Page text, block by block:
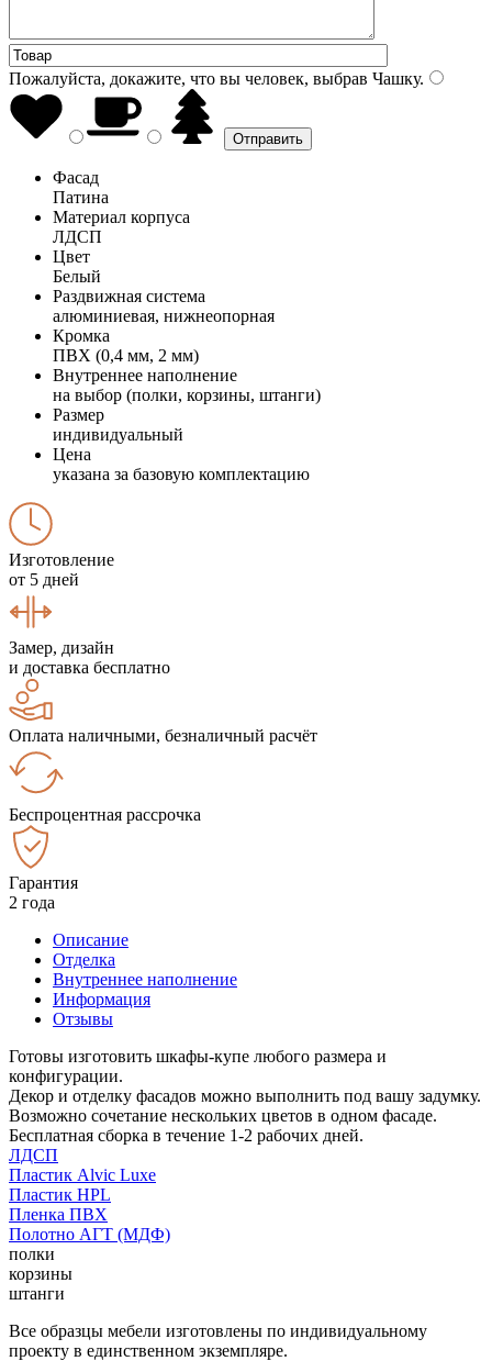
Пожалуйста, докажите, что вы человек, выбрав Чашку.
Фасад
Патина
Материал корпуса
ЛДСП
Цвет
Белый
Раздвижная система
алюминиевая, нижнеопорная
Кромка
ПВХ (0,4 мм, 2 мм)
Внутреннее наполнение
на выбор (полки, корзины, штанги)
Размер
индивидуальный
Цена
указана за базовую комплектацию
Изготовление
от 5 дней
Замер, дизайн
и доставка бесплатно
Оплата наличными, безналичный расчёт
Беспроцентная рассрочка
Гарантия
2 года
Описание
Отделка
Внутреннее наполнение
Информация
Отзывы
Готовы изготовить шкафы-купе любого размера и
конфигурации.
Декор и отделку фасадов можно выполнить под вашу задумку.
Возможно сочетание нескольких цветов в одном фасаде.
Бесплатная сборка в течение 1-2 рабочих дней.
ЛДСП
Пластик Alvic Luxe
Пластик HPL
Пленка ПВХ
Полотно АГТ (МДФ)
полки
корзины
штанги
Все образцы мебели изготовлены по индивидуальному
проекту в единственном экземпляре.